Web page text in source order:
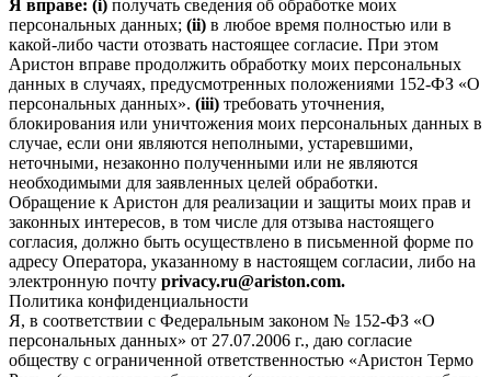
Я вправе: (i) получать сведения об обработке моих
персональных данных; (ii) в любое время полностью или в
какой-либо части отозвать настоящее согласие. При этом
Аристон вправе продолжить обработку моих персональных
данных в случаях, предусмотренных положениями 152-ФЗ «О
персональных данных». (iii) требовать уточнения,
блокирования или уничтожения моих персональных данных в
случае, если они являются неполными, устаревшими,
неточными, незаконно полученными или не являются
необходимыми для заявленных целей обработки.
Обращение к Аристон для реализации и защиты моих прав и
законных интересов, в том числе для отзыва настоящего
согласия, должно быть осуществлено в письменной форме по
адресу Оператора, указанному в настоящем согласии, либо на
электронную почту privacy.ru@ariston.com.
Политика конфиденциальности
Я, в соответствии с Федеральным законом № 152-ФЗ «О
персональных данных» от 27.07.2006 г., даю согласие
обществу с ограниченной ответственностью «Аристон Термо